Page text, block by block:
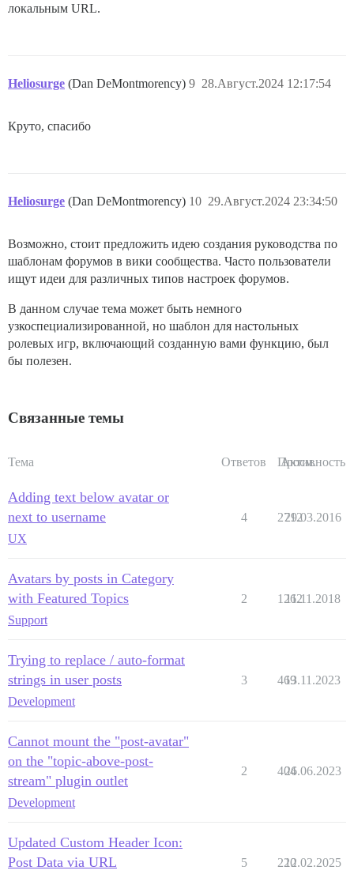
локальным URL.
Heliosurge (Dan DeMontmorency) 28.Август.2024 12:17:54
9
Круто, спасибо
Heliosurge (Dan DeMontmorency) 29.Август.2024 23:34:50
10
Возможно, стоит предложить идею создания руководства по
шаблонам форумов в вики сообщества. Часто пользователи
ищут идеи для различных типов настроек форумов.
В данном случае тема может быть немного
узкоспециализированной, но шаблон для настольных
ролевых игр, включающий созданную вами функцию, был
бы полезен.
Связанные темы
Тема Ответов Просм.
Активность
Adding text below avatar or
next to username
UX
4 2712
29.03.2016
Avatars by posts in Category
with Featured Topics
Support
2 1262
11.11.2018
Trying to replace / auto-format
strings in user posts
Development
3 469
13.11.2023
Cannot mount the "post-avatar"
on the "topic-above-post-
stream" plugin outlet
Development
2 404
26.06.2023
Updated Custom Header Icon:
Post Data via URL
5 220
12.02.2025